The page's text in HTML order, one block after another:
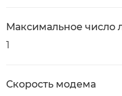
Максимальное число
1
Скорость модема